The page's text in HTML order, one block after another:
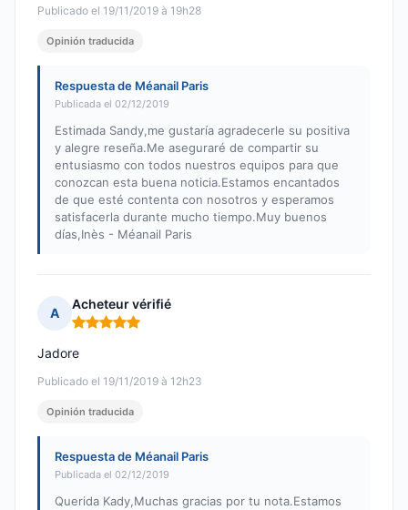
Publicado el 19/11/2019 à 19h28
Opinión traducida
Respuesta de Méanail Paris
Publicada el 02/12/2019
Estimada Sandy,me gustaría agradecerle su positiva
y alegre reseña.Me aseguraré de compartir su
entusiasmo con todos nuestros equipos para que
conozcan esta buena noticia.Estamos encantados
de que esté contenta con nosotros y esperamos
satisfacerla durante mucho tiempo.Muy buenos
días,Inès - Méanail Paris
A
Acheteur vérifié
Nota: 5 de 5
Publicado el 19/11/2019 à 12h23
Jadore
Opinión traducida
Respuesta de Méanail Paris
Publicada el 02/12/2019
Querida Kady,Muchas gracias por tu nota.Estamos